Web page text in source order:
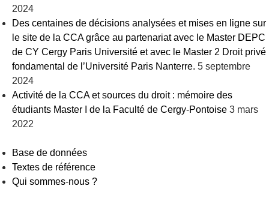
2024
Des centaines de décisions analysées et mises en ligne sur
le site de la CCA grâce au partenariat avec le Master DEPC
de CY Cergy Paris Université et avec le Master 2 Droit privé
fondamental de l’Université Paris Nanterre. 5 septembre
2024
Activité de la CCA et sources du droit : mémoire des
étudiants Master I de la Faculté de Cergy-Pontoise 3 mars
2022
Base de données
Textes de référence
Qui sommes-nous ?